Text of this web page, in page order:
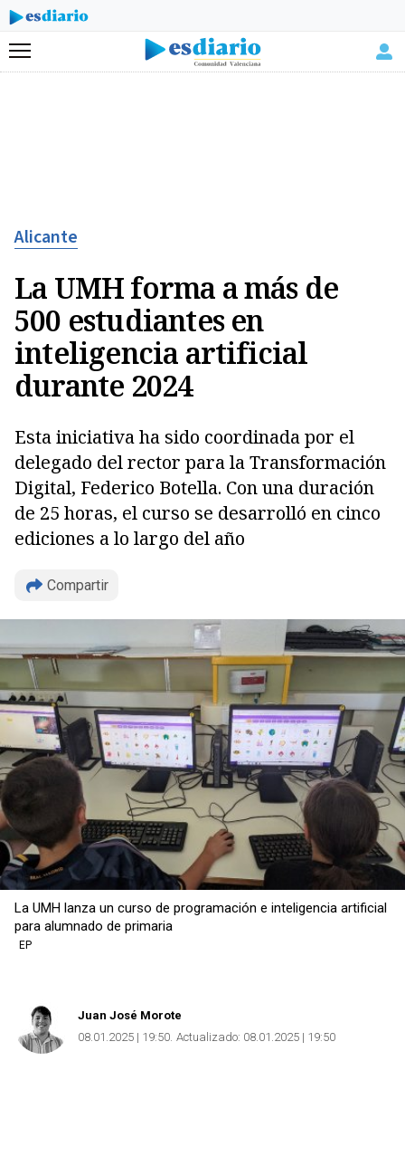
Menú
Alicante
La UMH forma a más de
500 estudiantes en
inteligencia artificial
durante 2024
Esta iniciativa ha sido coordinada por el
delegado del rector para la Transformación
Digital, Federico Botella. Con una duración
de 25 horas, el curso se desarrolló en cinco
ediciones a lo largo del año
Compartir
Copiar
La UMH lanza un curso de programación e inteligencia artificial
para alumnado de primaria
EP
Juan José Morote
08.01.2025 | 19:50 Actualizado: 08.01.2025 | 19:50